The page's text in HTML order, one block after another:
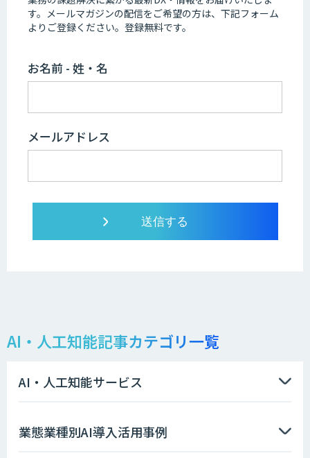
す。 メールマガジンの配信をご希望の方は、下記フォーム
よりご登録ください。登録無料です。
お名前 - 姓・名
メールアドレス
AI・人工知能記事カテゴリ一覧
AI・人工知能サービス
業態業種別AI導入活用事例